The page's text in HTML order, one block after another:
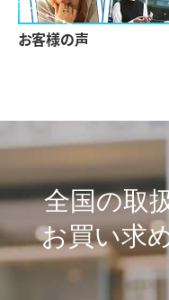
お客様の声
全国の取
お買い求